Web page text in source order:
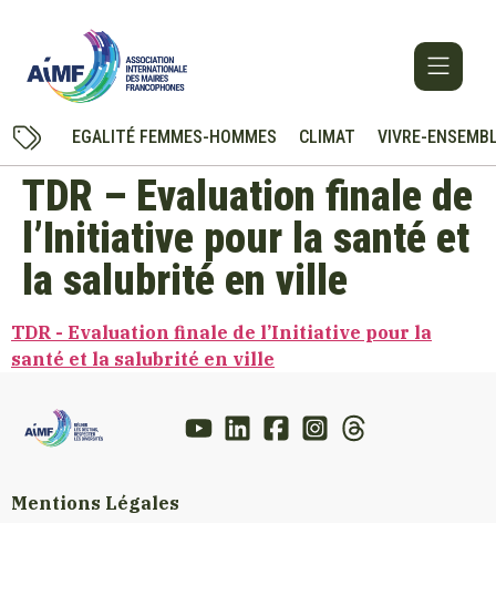
EGALITÉ FEMMES-HOMMES CLIMAT VIVRE-
TDR – Evaluation finale de
l’Initiative pour la santé et
la salubrité en ville
TDR - Evaluation finale de l’Initiative pour la
santé et la salubrité en ville
Mentions Légales